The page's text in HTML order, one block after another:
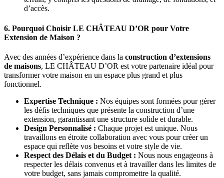
d’accès.
6. Pourquoi Choisir LE CHÂTEAU D’OR pour Votre
Extension de Maison ?
Avec des années d’expérience dans la construction d’extensions
de maisons, LE CHÂTEAU D’OR est votre partenaire idéal pour
transformer votre maison en un espace plus grand et plus
fonctionnel.
Expertise Technique : Nos équipes sont formées pour gérer
les défis techniques que présente la construction d’une
extension, garantissant une structure solide et durable.
Design Personnalisé : Chaque projet est unique. Nous
travaillons en étroite collaboration avec vous pour créer un
espace qui reflète vos besoins et votre style de vie.
Respect des Délais et du Budget : Nous nous engageons à
respecter les délais convenus et à travailler dans les limites de
votre budget, sans jamais compromettre la qualité.